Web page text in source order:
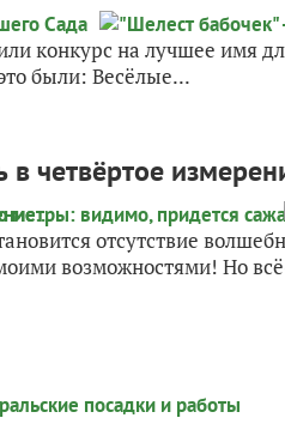
конкурс на лучшее имя
были: Весёлые...
четвёртое
отсутствие
возможностями! Но